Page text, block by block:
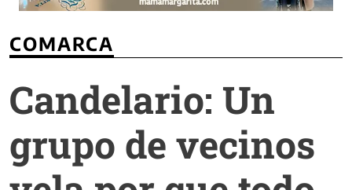
COMARCA
Candelario: Un
grupo de vecinos